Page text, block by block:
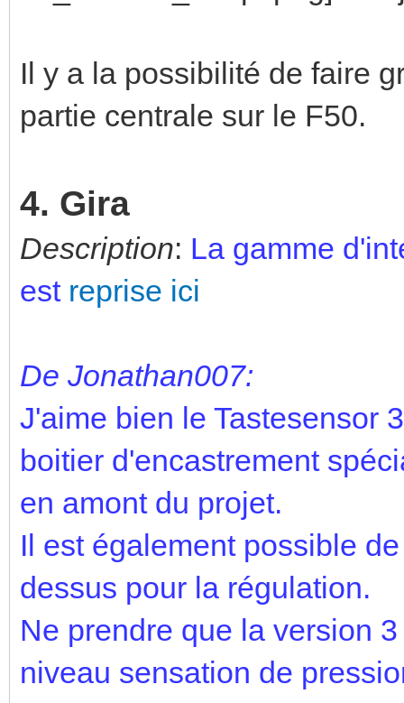
Il y a la possibilité de faire
partie centrale sur le F50.
4. Gira
Description: La gamme
est reprise ici
De Jonathan007:
J'aime bien le Tastesensor
boitier d'encastrement
en amont du projet.
Il est également possible
dessus pour la régulation.
Ne prendre que la version
niveau sensation de